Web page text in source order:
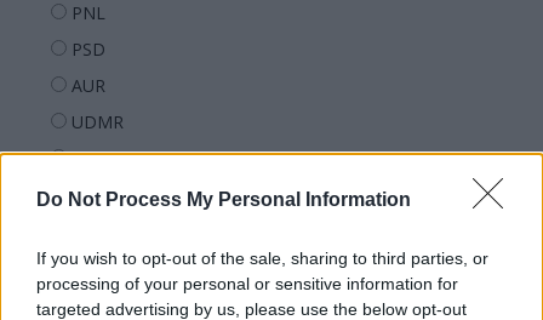
Do Not Process My Personal Information
If you wish to opt-out of the sale, sharing to third parties, or
processing of your personal or sensitive information for
targeted advertising by us, please use the below opt-out
PNL
PSD
AUR
UDMR
PMP (Tomac)
Forța Dreptei (L. Orban)
REPER
SENS